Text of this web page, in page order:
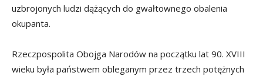
uzbrojonych ludzi dążących do gwałtownego obalenia
okupanta.
Rzeczpospolita Obojga Narodów na początku lat 90. XVIII
wieku była państwem obleganym przez trzech potężnych